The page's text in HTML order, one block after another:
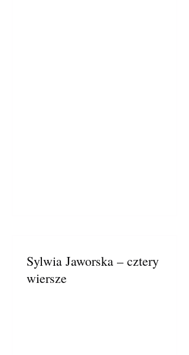
Sylwia Jaworska – cztery
wiersze